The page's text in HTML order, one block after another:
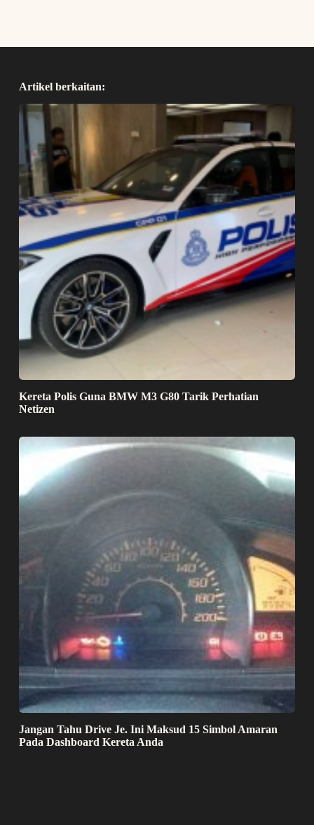
Artikel berkaitan:
Kereta Polis Guna BMW M3 G80 Tarik Perhatian
Netizen
Jangan Tahu Drive Je. Ini Maksud 15 Simbol Amaran
Pada Dashboard Kereta Anda